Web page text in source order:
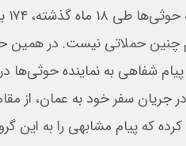
مسلح یمنی
چنین حملاتی نیست. در همین
شفاهی به نماینده حوثی‌ها
جریان سفر خود به عمان، از
که پیام مشابهی را به این